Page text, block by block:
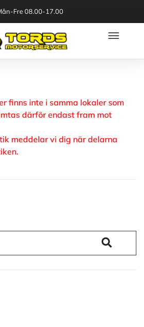
Fre 08.00-17.00
finns inte i samma lokaler som
därför endast fram mot
meddelar vi dig när delarna